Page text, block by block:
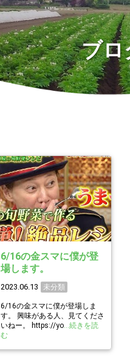
ブロ
6/16の金スマに僕が登
場します。
2023.06.13 未分類
6/16の金スマに僕が登場しま
す。 興味がある人、見てくださ
いねー。 https://yo…続きを読
む